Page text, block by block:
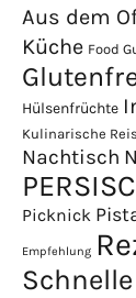
Aus dem
Küche Food
Hülsenfrüchte
Kulinarische
Nachtisch
Picknick
Empfehlung